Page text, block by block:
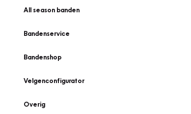
All season banden
Bandenservice
Bandenshop
Velgenconfigurator
Overig